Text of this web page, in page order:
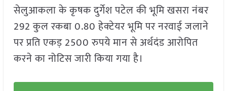
सेलुआकला के कृषक दुर्गेश पटेल की भूमि खसरा नंबर
292 कुल रकबा 0.80 हेक्टेयर भूमि पर नरवाई जलाने
पर प्रति एकड़ 2500 रुपये मान से अर्थदंड आरोपित
करने का नोटिस जारी किया गया है।